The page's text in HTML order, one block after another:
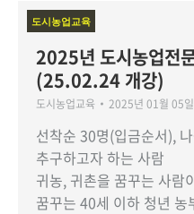
도시농업교육
2025년 도시농업전
(25.02.24 개강)
도시농업교육 2025년 01월 05일
선착순 30명(입금순서),
추구하고자 하는 사람
귀농, 귀촌을 꿈꾸는 사람
꿈꾸는 40세 이하 청년 농